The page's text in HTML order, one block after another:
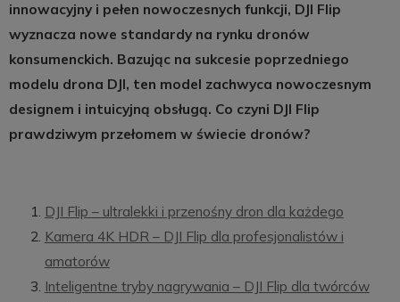
innowacyjny i pełen nowoczesnych funkcji, DJI Flip
wyznacza nowe standardy na rynku dronów
konsumenckich. Bazując na sukcesie poprzedniego
modelu drona DJI, ten model zachwyca nowoczesnym
designem i intuicyjną obsługą. Co czyni DJI Flip
prawdziwym przełomem w świecie dronów?
DJI Flip – ultralekki i przenośny dron dla każdego
Kamera 4K HDR – DJI Flip dla profesjonalistów i
amatorów
Inteligentne tryby nagrywania – DJI Flip dla twórców